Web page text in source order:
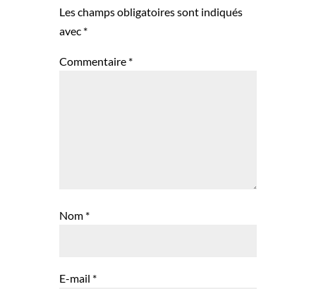
Les champs obligatoires sont indiqués
avec *
Commentaire *
Nom *
E-mail *